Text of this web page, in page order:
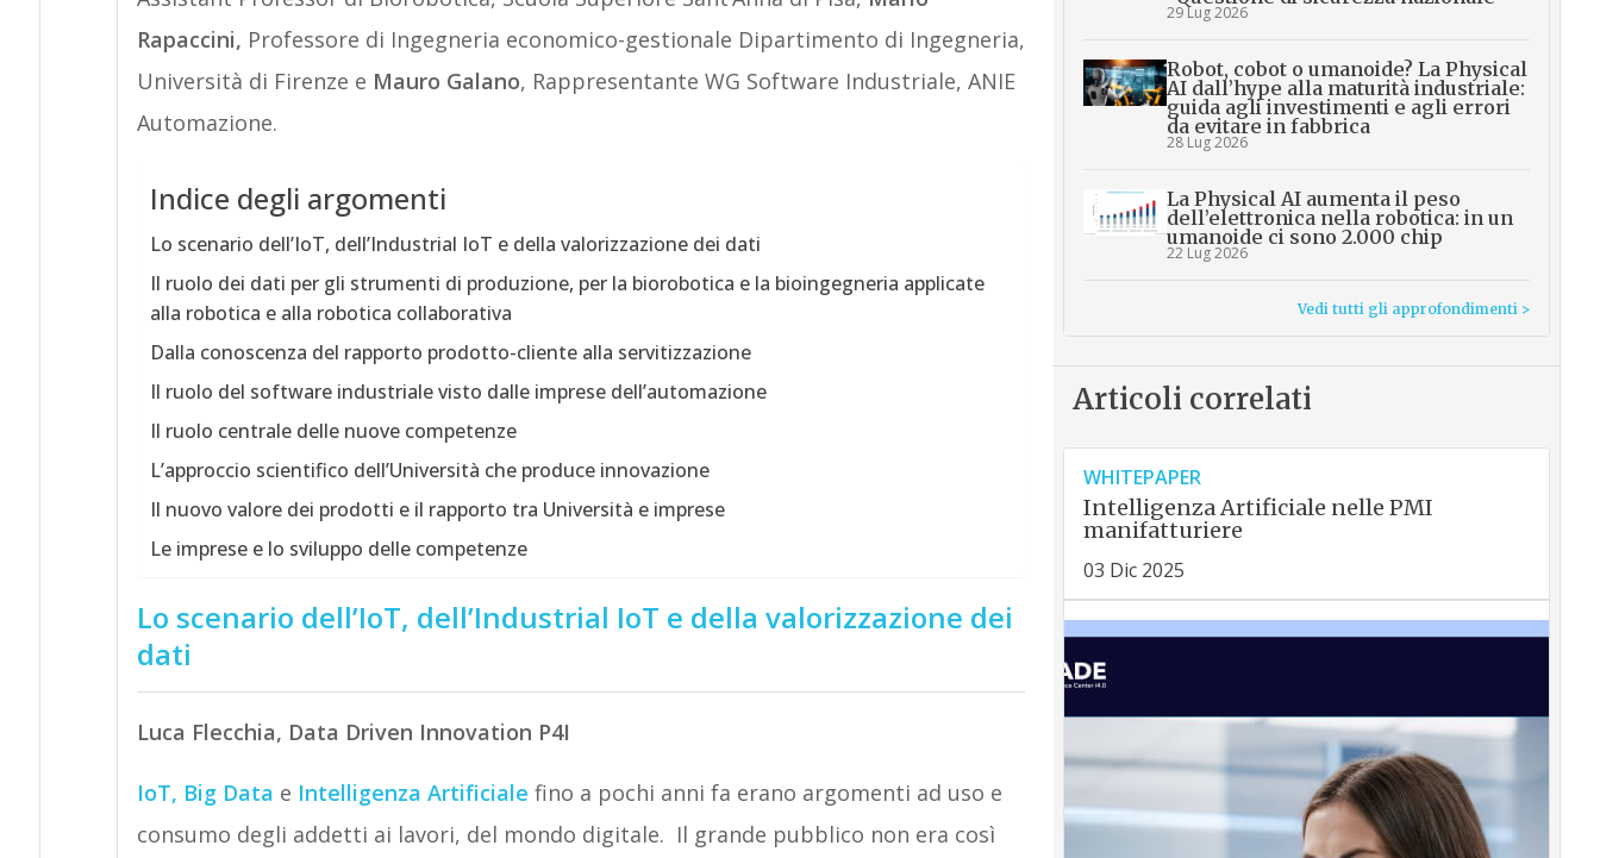
Rapaccini, Professore di Ingegneria economico-gestionale Dipartimento di Ingegneria,
Università di Firenze e Mauro Galano, Rappresentante WG Software Industriale, ANIE
Automazione.
Indice degli argomenti
Lo scenario dell’IoT, dell’Industrial IoT e della valorizzazione dei dati
Il ruolo dei dati per gli strumenti di produzione, per la biorobotica e la bioingegneria applicate
alla robotica e alla robotica collaborativa
Dalla conoscenza del rapporto prodotto-cliente alla servitizzazione
Il ruolo del software industriale visto dalle imprese dell’automazione
Il ruolo centrale delle nuove competenze
L’approccio scientifico dell’Università che produce innovazione
Il nuovo valore dei prodotti e il rapporto tra Università e imprese
Le imprese e lo sviluppo delle competenze
Lo scenario dell’IoT, dell’Industrial IoT e della valorizzazione dei
dati
Luca Flecchia, Data Driven Innovation P4I
IoT, Big Data e Intelligenza Artificiale fino a pochi anni fa erano argomenti ad uso e
consumo degli addetti ai lavori, del mondo digitale. Il grande pubblico non era così
29 Lug 2026
Robot, cobot o umanoide? La Physical
AI dall’hype alla maturità industriale:
guida agli investimenti e agli errori
da evitare in fabbrica
28 Lug 2026
La Physical AI aumenta il peso
dell’elettronica nella robotica: in un
umanoide ci sono 2.000 chip
22 Lug 2026
Vedi tutti gli approfondimenti >
Articoli correlati
WHITEPAPER
Intelligenza Artificiale nelle PMI
manifatturiere
03 Dic 2025